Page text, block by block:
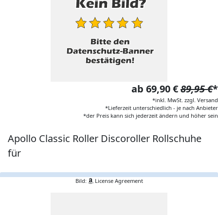
ab 69,90 €89,95 €*
*inkl. MwSt. zzgl. Versand
*Lieferzeit unterschiedlich - je nach Anbieter
*der Preis kann sich jederzeit ändern und höher sein
Apollo Classic Roller Discoroller Rollschuhe
für
Bild: License Agreement